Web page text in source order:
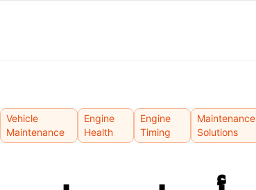
Vehicle
Maintenance
Engine
Health
Engine
Timing
Maintenance
Solutions